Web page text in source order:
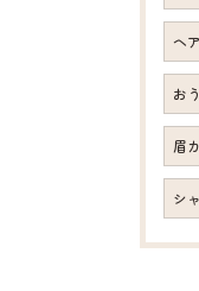
ヘ
お
眉
シ